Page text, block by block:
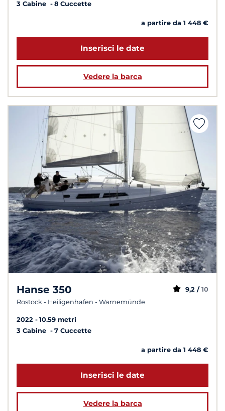
3 Cabine
8 Cuccette
a partire da 1 448 €
Inserisci le date
Vedere la barca
Hanse 350
Rostock - Heiligenhafen - Warnemünde
9,2 / 10
2022
10.59 metri
3 Cabine
7 Cuccette
a partire da 1 448 €
Inserisci le date
Vedere la barca